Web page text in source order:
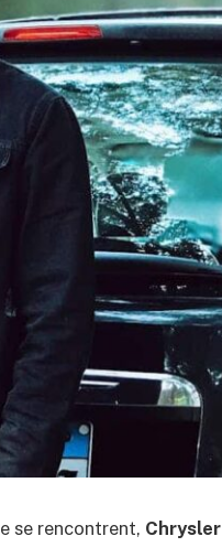
se rencontrent, Chrysler